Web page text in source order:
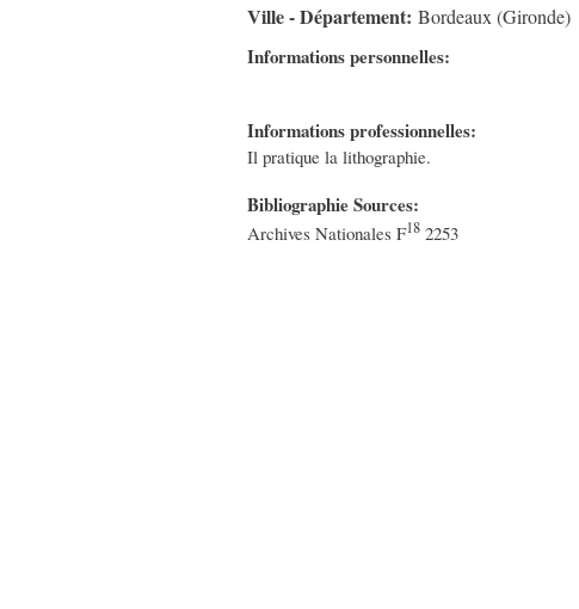
Ville - Département: Bordeaux (Gironde)
Informations personnelles:
Informations professionnelles:
Il pratique la lithographie.
Bibliographie Sources:
Archives Nationales F18 2253